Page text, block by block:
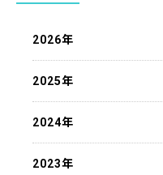
2026年
2025年
2024年
2023年